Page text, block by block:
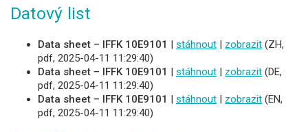
Datový list
Data sheet – IFFK 10E9101 | stáhnout | zobrazit (ZH,
pdf, 2025-04-11 11:29:40)
Data sheet – IFFK 10E9101 | stáhnout | zobrazit (DE,
pdf, 2025-04-11 11:29:40)
Data sheet – IFFK 10E9101 | stáhnout | zobrazit (EN,
pdf, 2025-04-11 11:29:40)